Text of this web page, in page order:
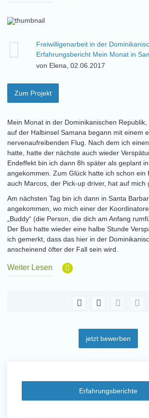
Freiwilligenarbeit in der
Erfahrungsbericht Mein Monat in
von Elena, 02.06.2017
Zum Projekt
Mein Monat in der Dominikanischen
auf der Halbinsel Samana begann mit einem
nervenaufreibenden Flug. Nach dem ich
hatte, hatte der nächste auch wieder
Endeffekt bin ich dann 8h später als geplant
angekommen. Zum Glück hatte ich schon ein
auch Marcos, der Pick-up driver, hat auf mich
Am nächsten Tag bin ich dann in Santa
angekommen, wo mich einer der
„Buddy“ (die Person, die dich am Anfang
Der Bus hatte wieder eine halbe Stunde
ich gemerkt, dass das hier in der
anscheinend öfter der Fall sein wird.
Weiter Lesen
jetzt bewerben
Erfahrungsberichte